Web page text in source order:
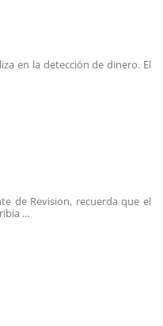
en la detección de dinero. El
de Revision, recuerda que el
...